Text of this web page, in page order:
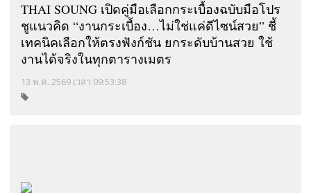
THAI SOUNG เปิดคู่มือเลือกกระเบื้องฉบับมือโปร
ชูแนวคิด “งานกระเบื้อง…ไม่ใช่แค่ดีไซน์สวย” ชี้
เทคนิคเลือกให้ตรงฟังก์ชัน ยกระดับบ้านสวย ใช้
งานได้จริงในทุกตารางเมตร
13 พ.ค. 2569 เวลา 09:53:38